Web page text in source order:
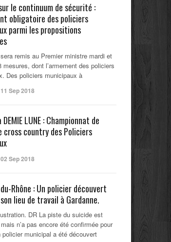
le continuum de sécurité :
obligatoire des policiers
parmi les propositions
remis au Premier ministre mardi et
mesures, dont l’armement des policiers
Des policiers municipaux à
Sep 2018
DEMIE LUNE : Championnat de
cross country des Policiers
Sep 2018
Rhône : Un policier découvert
lieu de travail à Gardanne.
DR La piste du suicide est
n’a pas encore été confirmée pour
policier municipal a été découvert